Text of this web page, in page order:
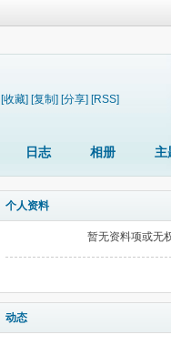
[收藏] [复制] [分享] [RSS]
日志 相册 主
个人资料
暂无资料项或无
动态